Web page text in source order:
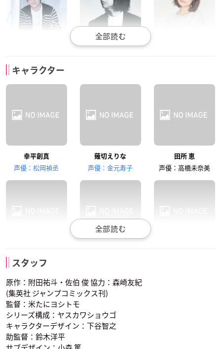
タクミ・アルディー
岡本信彦 大西沙織 櫻井孝宏
福山潤
キャラクター
幸平創真
声優：松岡禎丞
薙切えりな
声優：金元寿子
田所 恵
声優：高橋未奈美
ニ
スタッフ
原作：附田祐斗・佐伯 俊 協力：森崎友紀
(集英社 ジャンプコミックス刊)
監督：米たにヨシトモ
シリーズ構成：ヤスカワショウゴ
キャラクターデザイン：下谷智之
助監督：鈴木洋平